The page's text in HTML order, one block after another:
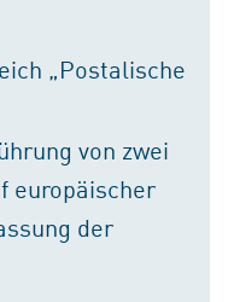
„Postalische
von zwei
europäischer
der